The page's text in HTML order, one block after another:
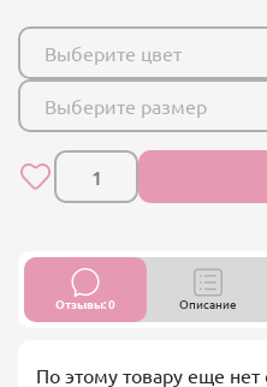
Выберите цвет
Выберите размер
Отзывы: 0 Описание
По этому товару еще